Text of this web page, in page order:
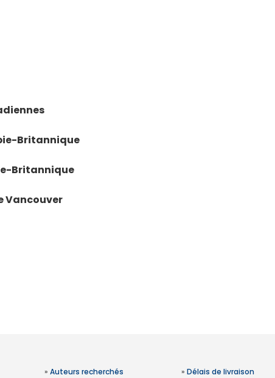
Britannique
Britannique
Vancouver
» Auteurs recherchés
» Délais de livraison